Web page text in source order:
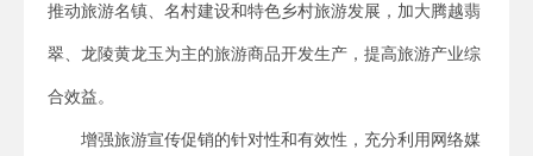
推动旅游名镇、名村建设和特色乡村旅游发展，加大腾越翡
翠、龙陵黄龙玉为主的旅游商品开发生产，提高旅游产业综
合效益。
增强旅游宣传促销的针对性和有效性，充分利用网络媒